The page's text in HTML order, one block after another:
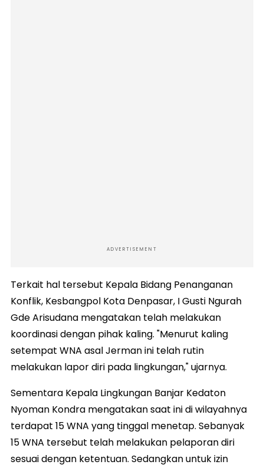
ADVERTISEMENT
Terkait hal tersebut Kepala Bidang Penanganan
Konflik, Kesbangpol Kota Denpasar, I Gusti Ngurah
Gde Arisudana mengatakan telah melakukan
koordinasi dengan pihak kaling. "Menurut kaling
setempat WNA asal Jerman ini telah rutin
melakukan lapor diri pada lingkungan," ujarnya.
Sementara Kepala Lingkungan Banjar Kedaton
Nyoman Kondra mengatakan saat ini di wilayahnya
terdapat 15 WNA yang tinggal menetap. Sebanyak
15 WNA tersebut telah melakukan pelaporan diri
sesuai dengan ketentuan. Sedangkan untuk izin